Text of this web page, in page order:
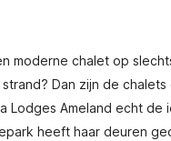
moderne chalet op
Dan zijn de
Lodges Ameland echt de
heeft haar deuren